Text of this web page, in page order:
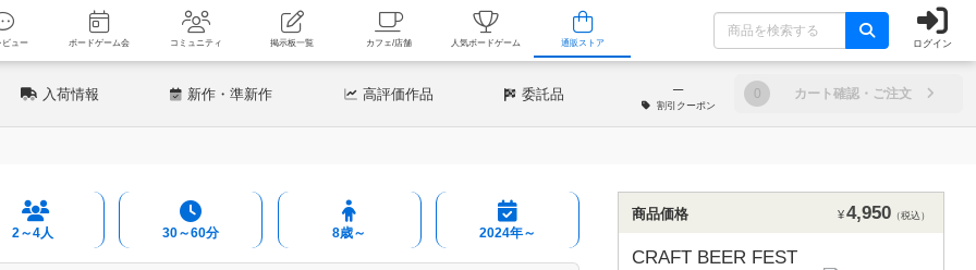
新着レビュー ボードゲーム会 コミュニティ 掲示板一覧 カフェ/店舗 人気ボードゲーム 通販ストア ログイン
入荷情報 新作 ・準新作 高評価作品 委託品 ─
割引 クーポン
0 カート確認・ご注文
2～4人 30～60分 8歳～ 2024年～
商品価格 ¥4,950 （税込）
CRAFT BEER FEST